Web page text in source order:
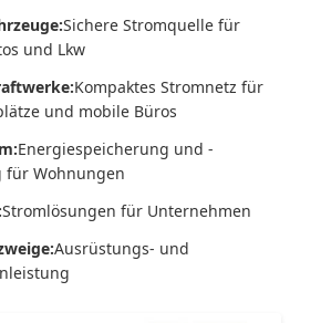
Sichere Stromquelle für
und Lkw
Kompaktes Stromnetz für
und mobile Büros
Energiespeicherung und -
für Wohnungen
Stromlösungen für Unternehmen
Ausrüstungs- und